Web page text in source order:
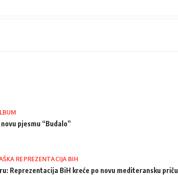
pjesmu “Budalo”
REPREZENTACIJA BIH
Reprezentacija BiH kreće po novu mediteransku priču